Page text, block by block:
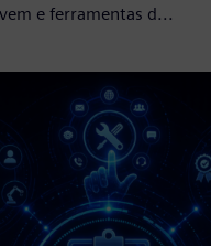
e ferramentas d...